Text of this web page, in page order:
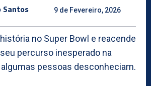
Santos 9 de Fevereiro, 2026
no Super Bowl e reacende
percurso inesperado na
algumas pessoas desconheciam.